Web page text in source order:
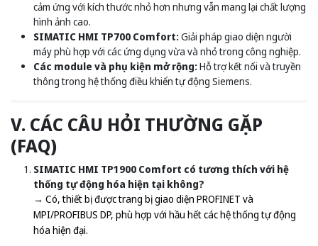
cảm ứng với kích thước nhỏ hơn nhưng vẫn mang lại chất lượng
hình ảnh cao.
SIMATIC HMI TP700 Comfort:Giải pháp giao diện người
máy phù hợp với các ứng dụng vừa và nhỏ trong công nghiệp.
Các module và phụ kiện mở rộng:Hỗ trợ kết nối và truyền
thông trong hệ thống điều khiển tự động Siemens.
V. CÁC CÂU HỎI THƯỜNG GẶP
(FAQ)
SIMATIC HMI TP1900 Comfort có tương thích với hệ
thống tự động hóa hiện tại không?
→ Có, thiết bị được trang bị giao diện PROFINET và
MPI/PROFIBUS DP, phù hợp với hầu hết các hệ thống tự động
hóa hiện đại.